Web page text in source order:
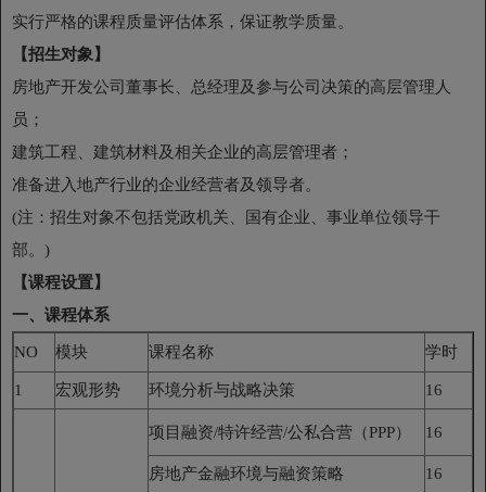
实行严格的课程质量评估体系，保证教学质量。
【招生对象】
房地产开发公司董事长、总经理及参与公司决策的高层管理人
员；
建筑工程、建筑材料及相关企业的高层管理者；
准备进入地产行业的企业经营者及领导者。
(注：招生对象不包括党政机关、国有企业、事业单位领导干
部。)
【课程设置】
一、课程体系
NO 模块 课程名称 学时
1 宏观形势 环境分析与战略决策 16
项目融资/特许经营/公私合营（PPP） 16
房地产金融环境与融资策略 16